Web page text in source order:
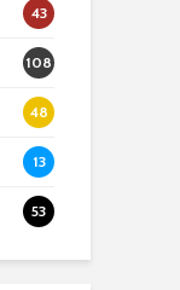
43
108
48
13
53